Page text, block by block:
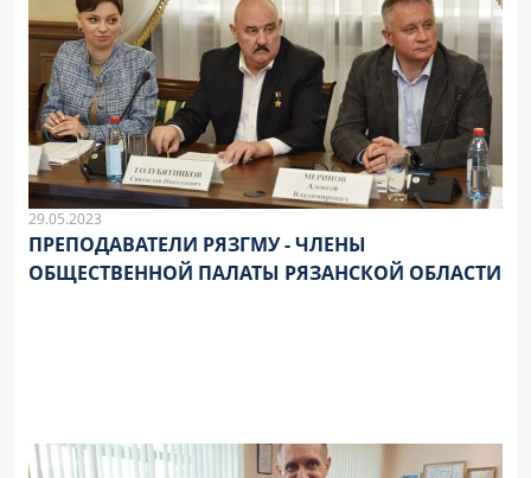
29.05.2023
ПРЕПОДАВАТЕЛИ РЯЗГМУ - ЧЛЕНЫ
ОБЩЕСТВЕННОЙ ПАЛАТЫ РЯЗАНСКОЙ ОБЛАСТИ